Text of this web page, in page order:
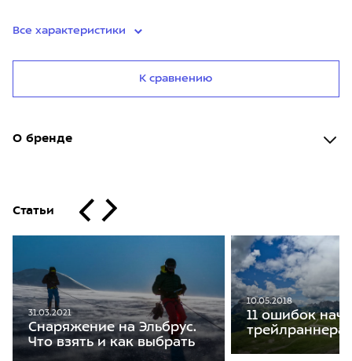
Все характеристики
К сравнению
О бренде
Статьи
31.03.2021
Снаряжение на Эльбрус.
Что взять и как выбрать
10.05.2018
11 ошибок
трейлраннера